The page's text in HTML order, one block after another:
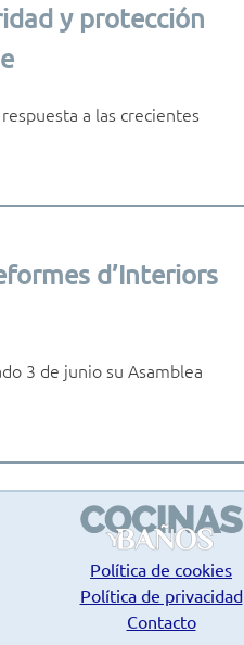
y protección
a las crecientes
d’Interiors
3 de junio su Asamblea
Política de cookies
Política de privacidad
Contacto